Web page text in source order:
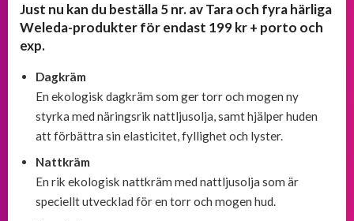
Just nu kan du beställa 5 nr. av Tara och fyra härliga
Weleda-produkter för endast 199 kr + porto och
exp.
Dagkräm
En ekologisk dagkräm som ger torr och mogen ny
styrka med näringsrik nattljusolja, samt hjälper huden
att förbättra sin elasticitet, fyllighet och lyster.
Nattkräm
En rik ekologisk nattkräm med nattljusolja som är
speciellt utvecklad för en torr och mogen hud.
Erbjudanden
från
BOKKLUBBAR